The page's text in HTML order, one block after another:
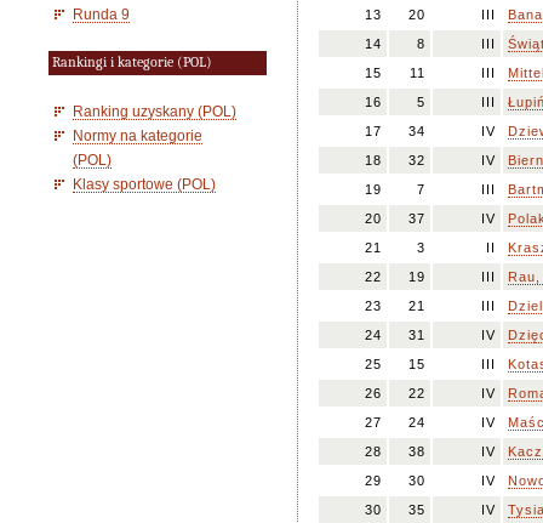
Runda 9
Rankingi i kategorie (POL)
Ranking uzyskany (POL)
Normy na kategorie
(POL)
Klasy sportowe (POL)
13
20 III
14
8 III
15
11 III
16
5 III
17
34 IV
18
32 IV
19
7 III
20
37 IV
21
3 II
22
19 III
23
21 III
24
31 IV
25
15 III
26
22 IV
27
24 IV
28
38 IV
29
30 IV
30
35 IV